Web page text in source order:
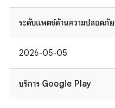
ระดับแพตช์ด้านความปลอดภัย
2026-05-05
บริการ Google Play